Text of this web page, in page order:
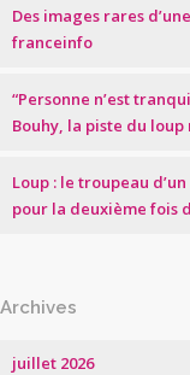
Des images rares
franceinfo
“Personne n’est
Bouhy, la piste du loup
Loup : le troupeau
pour la deuxième fois
Archives
juillet 2026